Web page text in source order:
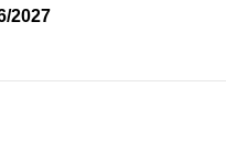
2027